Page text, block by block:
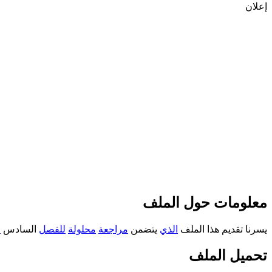
إعلان
معلومات حول الملف
يسرنا تقديم هذا الملف الذي يتضمن مراجعة محلولة للفصل السادس
تحميل الملف